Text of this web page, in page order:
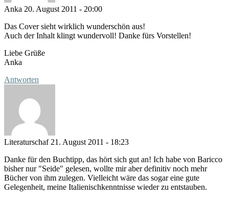
Anka 20. August 2011 - 20:00
Das Cover sieht wirklich wunderschön aus!
Auch der Inhalt klingt wundervoll! Danke fürs Vorstellen!
Liebe Grüße
Anka
Antworten
Literaturschaf 21. August 2011 - 18:23
Danke für den Buchtipp, das hört sich gut an! Ich habe von Baricco
bisher nur "Seide" gelesen, wollte mir aber definitiv noch mehr
Bücher von ihm zulegen. Vielleicht wäre das sogar eine gute
Gelegenheit, meine Italienischkenntnisse wieder zu entstauben.